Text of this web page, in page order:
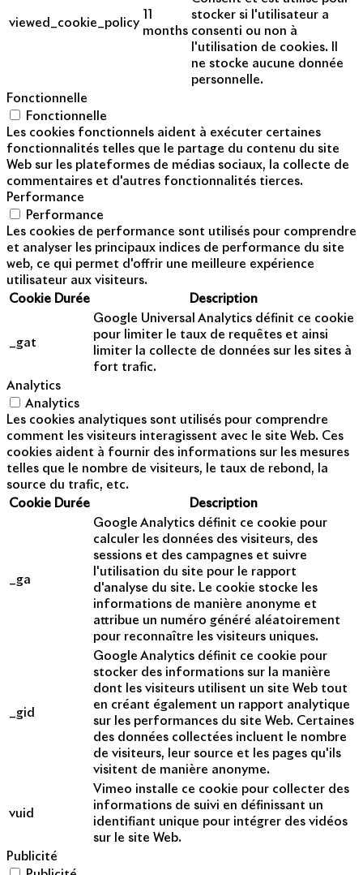
viewed_cookie_policy
months
stocker si l'utilisateur a
consenti ou non à
l'utilisation de cookies. Il
ne stocke aucune donnée
personnelle.
Fonctionnelle
Fonctionnelle
Les cookies fonctionnels aident à exécuter certaines
fonctionnalités telles que le partage du contenu du site
Web sur les plateformes de médias sociaux, la collecte de
commentaires et d'autres fonctionnalités tierces.
Performance
Performance
Les cookies de performance sont utilisés pour comprendre
et analyser les principaux indices de performance du site
web, ce qui permet d'offrir une meilleure expérience
utilisateur aux visiteurs.
Cookie Durée Description
_gat
Google Universal Analytics définit ce cookie
pour limiter le taux de requêtes et ainsi
limiter la collecte de données sur les sites à
fort trafic.
Analytics
Analytics
Les cookies analytiques sont utilisés pour comprendre
comment les visiteurs interagissent avec le site Web. Ces
cookies aident à fournir des informations sur les mesures
telles que le nombre de visiteurs, le taux de rebond, la
source du trafic, etc.
Cookie Durée Description
_ga
Google Analytics définit ce cookie pour
calculer les données des visiteurs, des
sessions et des campagnes et suivre
l'utilisation du site pour le rapport
d'analyse du site. Le cookie stocke les
informations de manière anonyme et
attribue un numéro généré aléatoirement
pour reconnaître les visiteurs uniques.
_gid
Google Analytics définit ce cookie pour
stocker des informations sur la manière
dont les visiteurs utilisent un site Web tout
en créant également un rapport analytique
sur les performances du site Web. Certaines
des données collectées incluent le nombre
de visiteurs, leur source et les pages qu'ils
visitent de manière anonyme.
vuid
Vimeo installe ce cookie pour collecter des
informations de suivi en définissant un
identifiant unique pour intégrer des vidéos
sur le site Web.
Publicité